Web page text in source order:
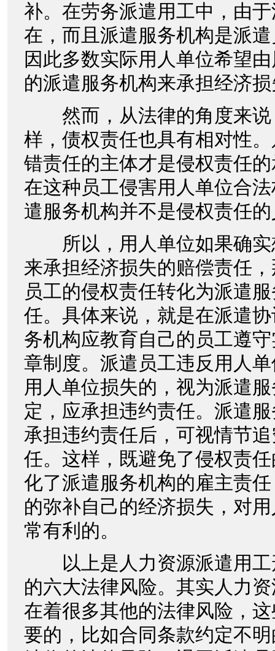
补。在劳务派遣用工中，由
在，而且派遣服务机构是派
因此多数实际用人单位希望
的派遣服务机构来承担经济
然而，从法律的角度来说
样，债权责任也具有相对性
错责任的主体才是侵权责任
在这种员工侵害用人单位合
遣服务机构并不是侵权责任
所以，用人单位如果确实
来承担经济损失的赔偿责任
员工的侵权责任转化为派遣
任。具体来说，就是在派遣
务机构应教育自己的员工遵
章制度。派遣员工违反用人
用人单位损失的，视为派遣
定，应承担违约责任。派遣
承担违约责任后，可视情节
任。这样，既避免了侵权责
化了派遣服务机构的雇主责
的弥补自己的经济损失，对
常有利的。
以上是人力资源派遣用工
的六大法律风险。其实人力
在着很多其他的法律风险，
要的，比如合同条款约定不